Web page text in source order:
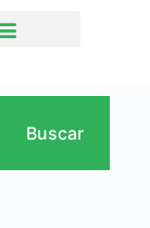
Buscar